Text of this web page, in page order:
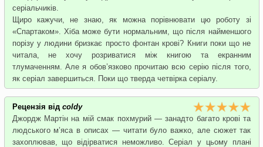
серіальчиків.
Щиро кажучи, не знаю, як можна порівнювати цю роботу зі
«Спартаком». Хіба може бути нормальним, що після найменшого
порізу у людини бризкає просто фонтан крові? Книги поки що не
читала, не хочу розриватися між книгою та екранним
тлумаченням. Але я обов’язково прочитаю всю серію після того,
як серіал завершиться. Поки що тверда четвірка серіалу.
Рецензія від coldy
Джордж Мартін на мій смак похмурий — занадто багато крові та
людського м’яса в описах — читати було важко, але сюжет так
захоплював, що відірватися неможливо. Серіал у цьому плані